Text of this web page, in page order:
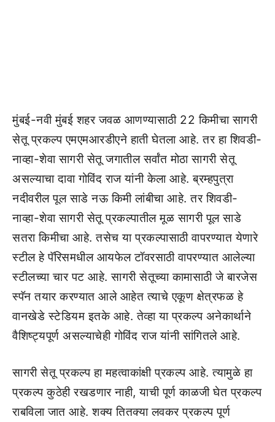
मुंबई-नवी मुंबई शहर जवळ आणण्यासाठी 22 किमीचा सागरी
सेतू प्रकल्प एमएमआरडीएने हाती घेतला आहे. तर हा शिवडी-
नाव्हा-शेवा सागरी सेतू जगातील सर्वांत मोठा सागरी सेतू
असल्याचा दावा गोविंद राज यांनी केला आहे. ब्रम्हपुत्रा
नदीवरील पूल साडे नऊ किमी लांबीचा आहे. तर शिवडी-
नाव्हा-शेवा सागरी सेतू प्रकल्पातील मूळ सागरी पूल साडे
सतरा किमीचा आहे. तसेच या प्रकल्पासाठी वापरण्यात येणारे
स्टील हे पॅरिसमधील आयफेल टॉवरसाठी वापरण्यात आलेल्या
स्टीलच्या चार पट आहे. सागरी सेतूच्या कामासाठी जे बारजेस
स्पॅन तयार करण्यात आले आहेत त्याचे एकूण क्षेत्रफळ हे
वानखेडे स्टेडियम इतके आहे. तेव्हा या प्रकल्प अनेकार्थाने
वैशिष्ट्यपूर्ण असल्याचेही गोविंद राज यांनी सांगितले आहे.
सागरी सेतू प्रकल्प हा महत्वाकांक्षी प्रकल्प आहे. त्यामुळे हा
प्रकल्प कुठेही रखडणार नाही, याची पूर्ण काळजी घेत प्रकल्प
राबविला जात आहे. शक्य तितक्या लवकर प्रकल्प पूर्ण